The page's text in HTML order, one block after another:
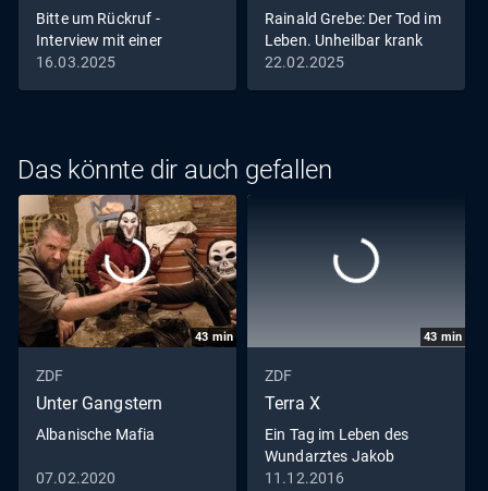
Bitte um Rückruf -
Interview mit einer
Schriftstellerin
16.03.2025
Rainald Grebe: Der Tod im
Leben. Unheilbar krank
zum größten Auftritt
22.02.2025
Das könnte dir auch gefallen
43 min
ZDF
Unter Gangstern
Albanische Mafia
07.02.2020
43 min
ZDF
Terra X
Ein Tag im Leben des
Wundarztes Jakob
Althaus im Jahr 1454
11.12.2016